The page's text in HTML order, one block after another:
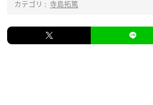
カテゴリ : 寺島拓篤